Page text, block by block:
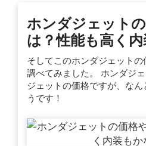
ホンダジェット
は？性能も高く
そしてこのホンダジェット
調べてみました。 ホンダジ
ジェットの価格ですが、な
うです！